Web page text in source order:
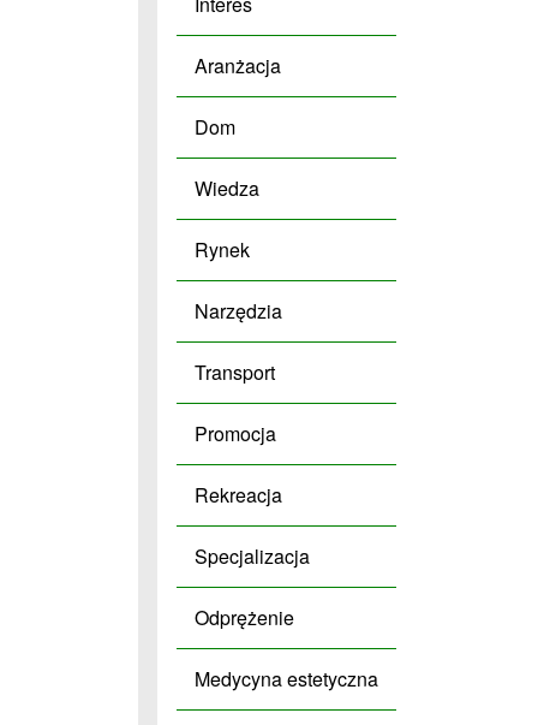
Aranżacja
Dom
Wiedza
Rynek
Narzędzia
Transport
Promocja
Rekreacja
Specjalizacja
Odprężenie
Medycyna estetyczna